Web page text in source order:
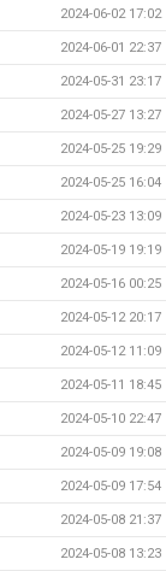
2024-06-02 17:02
2024-06-01 22:37
2024-05-31 23:17
2024-05-27 13:27
2024-05-25 19:29
2024-05-25 16:04
2024-05-23 13:09
2024-05-19 19:19
2024-05-16 00:25
2024-05-12 20:17
2024-05-12 11:09
2024-05-11 18:45
2024-05-10 22:47
2024-05-09 19:08
2024-05-09 17:54
2024-05-08 21:37
2024-05-08 13:23